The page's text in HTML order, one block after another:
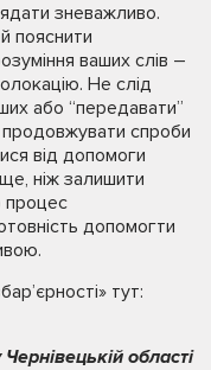
зневажливо.
пояснити
ваших слів –
Не слід
або “передавати”
спроби
від допомоги
ніж залишити
процес
допомогти
тут:
області